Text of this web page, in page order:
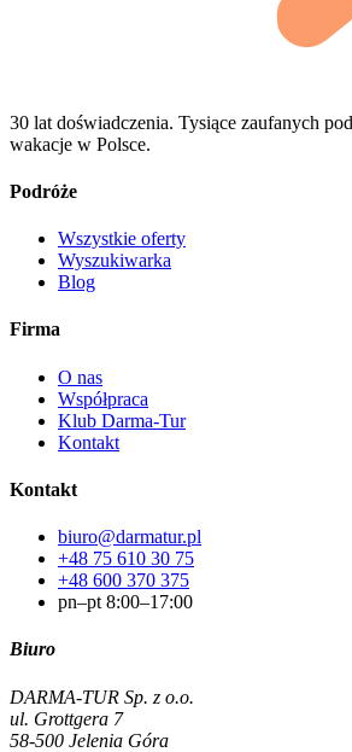
30 lat doświadczenia. Tysiące zaufanych
wakacje w Polsce.
Podróże
Wszystkie oferty
Wyszukiwarka
Blog
Firma
O nas
Współpraca
Klub Darma-Tur
Kontakt
Kontakt
biuro@darmatur.pl
+48 75 610 30 75
+48 600 370 375
pn–pt 8:00–17:00
Biuro
DARMA-TUR Sp. z o.o.
ul. Grottgera 7
58-500 Jelenia Góra